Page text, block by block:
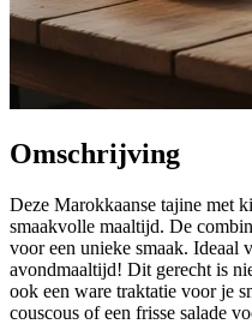
Omschrijving
Deze Marokkaanse tajine met
smaakvolle maaltijd. De
voor een unieke smaak. Ideaal
avondmaaltijd! Dit gerecht is
ook een ware traktatie voor je
couscous of een frisse salade